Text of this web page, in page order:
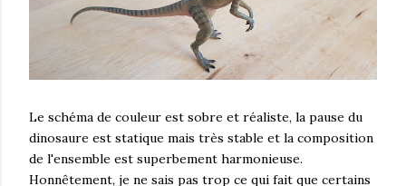
Le schéma de couleur est sobre et réaliste, la pause du
dinosaure est statique mais très stable et la composition
de l'ensemble est superbement harmonieuse.
Honnêtement, je ne sais pas trop ce qui fait que certains